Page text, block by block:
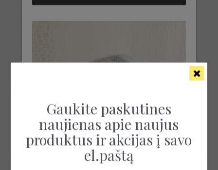
Gaukite paskutines
naujienas apie naujus
produktus ir akcijas į savo
el.paštą